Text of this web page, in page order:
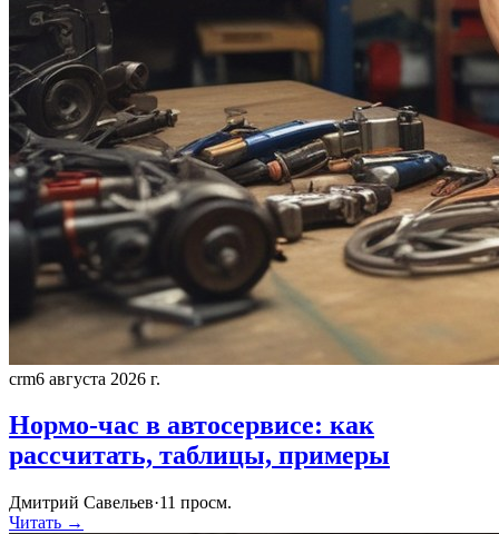
crm6 августа 2026 г.
Нормо-час в автосервисе: как
рассчитать, таблицы, примеры
Дмитрий Савельев·11 просм.
Читать →